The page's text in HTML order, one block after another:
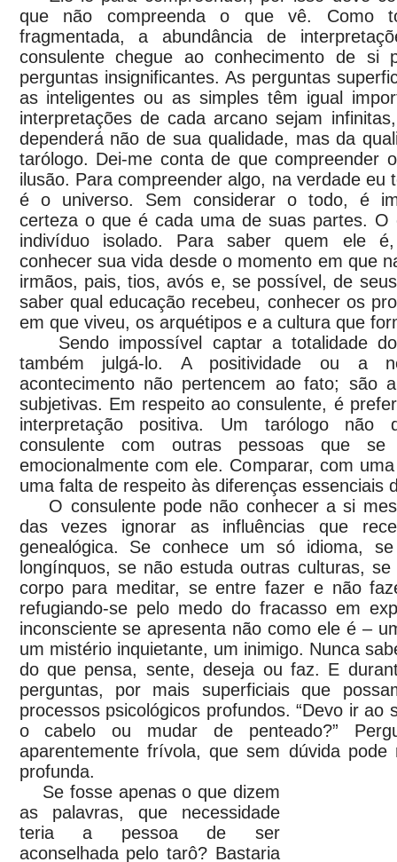
que não compreenda o que vê. Como
fragmentada, a abundância de
consulente chegue ao conhecimento de si
perguntas insignificantes. As perguntas
as inteligentes ou as simples têm igual
interpretações de cada arcano sejam
dependerá não de sua qualidade, mas da
tarólogo. Dei-me conta de que compreender
ilusão. Para compreender algo, na verdade eu
é o universo. Sem considerar o todo, é
certeza o que é cada uma de suas partes. O
indivíduo isolado. Para saber quem ele
conhecer sua vida desde o momento em que
irmãos, pais, tios, avós e, se possível, de
saber qual educação recebeu, conhecer os
em que viveu, os arquétipos e a cultura que
Sendo impossível captar a totalidade
também julgá-lo. A positividade ou a
acontecimento não pertencem ao fato; são
subjetivas. Em respeito ao consulente, é
interpretação positiva. Um tarólogo não
consulente com outras pessoas que
emocionalmente com ele. Comparar, com
uma falta de respeito às diferenças essenciais
O consulente pode não conhecer a si
das vezes ignorar as influências que
genealógica. Se conhece um só idioma,
longínquos, se não estuda outras culturas,
corpo para meditar, se entre fazer e não
refugiando-se pelo medo do fracasso em
inconsciente se apresenta não como ele é –
um mistério inquietante, um inimigo. Nunca
do que pensa, sente, deseja ou faz. E
perguntas, por mais superficiais que
processos psicológicos profundos. “Devo ir ao
o cabelo ou mudar de penteado?”
aparentemente frívola, que sem dúvida pode
profunda.
Se fosse apenas o que dizem
as palavras, que necessidade
teria a pessoa de ser
aconselhada pelo tarô? Bastaria